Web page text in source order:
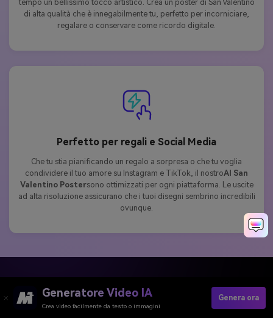
tempo un bellissimo tocco artistico. Crea un poster di San Valentino
di alta qualità che è innegabilmente tu, perfetto per incorniciare,
regalare o conservare come ricordo digitale.
Perfetto per regali e Social Media
Che tu stia pianificando un regalo a sorpresa o che tu voglia
condividere il tuo amore su Instagram e TikTok, il nostroAI San
Valentino Postersono ottimizzati per ogni piattaforma. Le uscite
ad alta risoluzione assicurano che i tuoi disegni sembrino incredibili
ovunque.
Esplora gli effetti virali dell'IA
e i design romantici
Generatore Video IA
Crea video facilmente da testo o immagini
Genera ora